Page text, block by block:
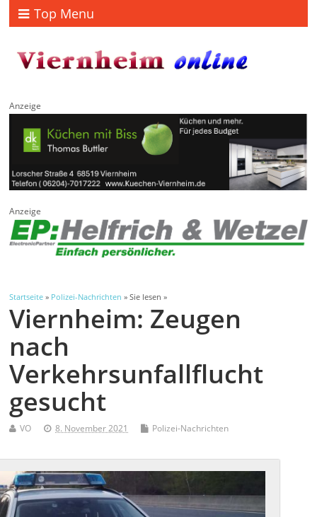
Top Menu
Anzeige
Anzeige
Startseite » Polizei-Nachrichten » Sie lesen »
Viernheim: Zeugen
nach
Verkehrsunfallflucht
gesucht
VO 8. November 2021 Polizei-Nachrichten